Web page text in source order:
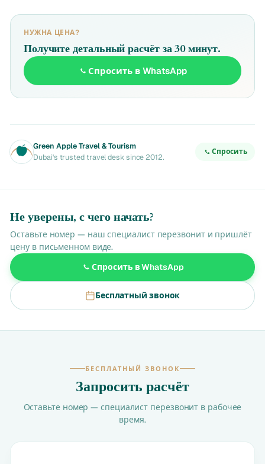
НУЖНА ЦЕНА?
Получите детальный расчёт за 30 минут.
Спросить в WhatsApp
Green Apple Travel & Tourism
Dubai's trusted travel desk since 2012.
Спросить
Не уверены, с чего начать?
Оставьте номер — наш специалист перезвонит и пришлёт
цену в письменном виде.
Спросить в WhatsApp
Бесплатный звонок
БЕСПЛАТНЫЙ ЗВОНОК
Запросить расчёт
Оставьте номер — специалист перезвонит в рабочее
время.